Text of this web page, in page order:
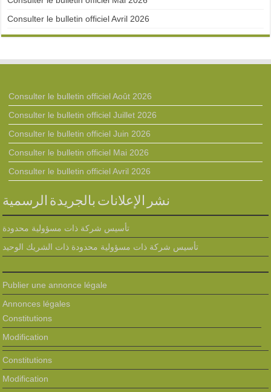
Consulter le bulletin officiel Avril 2026
Consulter le bulletin officiel Août 2026
Consulter le bulletin officiel Juillet 2026
Consulter le bulletin officiel Juin 2026
Consulter le bulletin officiel Mai 2026
Consulter le bulletin officiel Avril 2026
نشر الإعلانات بالجريدة الرسمية
تأسيس شركة ذات مسؤولية محدودة
تأسيس شركة ذات مسؤولية محدودة ذات الشريك الوحيد
Publier une annonce légale
Annonces légales
Constitutions
Modification
Constitutions
Modification